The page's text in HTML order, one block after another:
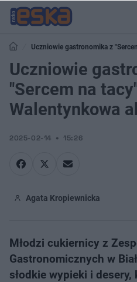
Uczniowie gastronomika z
Uczniowie
"Sercem na
Walentynkowa
2025-02-14 15:26
Agata Kropiewnicka
Młodzi cukiernicy z
Gastronomicznych w
słodkie wypieki i